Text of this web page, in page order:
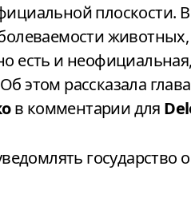
плоскости. В
есть и
этом рассказала
в комментарии для